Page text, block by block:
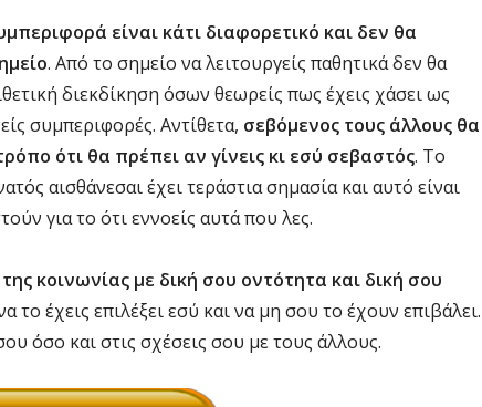
είναι κάτι διαφορετικό και δεν θα
. Από το σημείο να λειτουργείς παθητικά δεν θα
διεκδίκηση όσων θεωρείς πως έχεις χάσει ως
συμπεριφορές. Αντίθετα, σεβόμενος τους άλλους θα
ότι θα πρέπει αν γίνεις κι εσύ σεβαστός. Το
αισθάνεσαι έχει τεράστια σημασία και αυτό είναι
για το ότι εννοείς αυτά που λες.
κοινωνίας με δική σου οντότητα και δική σου
το έχεις επιλέξει εσύ και να μη σου το έχουν επιβάλει.
όσο και στις σχέσεις σου με τους άλλους.